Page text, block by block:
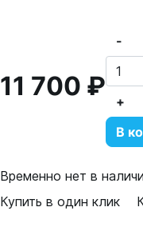
11 700 ₽
-
+
В
Временно нет в
Купить в один клик